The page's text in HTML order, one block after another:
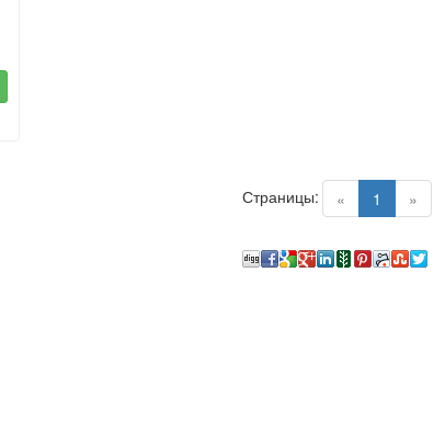
« 1 (current)
»
Страницы: